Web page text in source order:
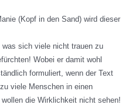
(Kopf in den Sand) wird dieser
sich viele nicht trauen zu
Wobei er damit wohl
formuliert, wenn der Text
viele Menschen in einen
die Wirklichkeit nicht sehen!